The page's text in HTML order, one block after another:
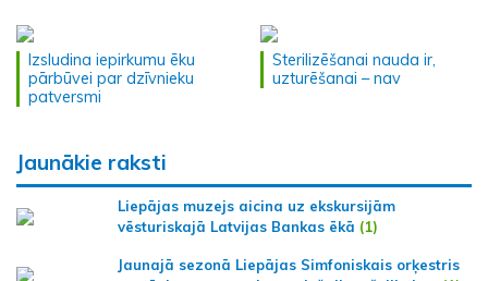
Izsludina iepirkumu ēku
pārbūvei par dzīvnieku
patversmi
Sterilizēšanai nauda ir,
uzturēšanai – nav
Jaunākie raksti
Liepājas muzejs aicina uz ekskursijām
vēsturiskajā Latvijas Bankas ēkā (1)
Jaunajā sezonā Liepājas Simfoniskais orķestris